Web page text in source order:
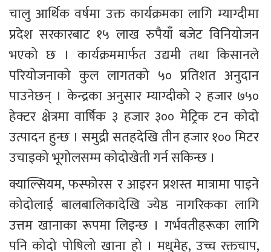
चालु आर्थिक वर्षमा उक्त कार्यक्रमका लागि म्याग्दीमा
प्रदेश सरकारबाट १५ लाख रुपैयाँ बजेट विनियोजन
भएको छ । कार्यक्रममार्फत उद्यमी तथा किसानले
परियोजनाको कुल लागतको ५० प्रतिशत अनुदान
पाउनेछन् । केन्द्रका अनुसार म्याग्दीको २ हजार ७५०
हेक्टर क्षेत्रमा वार्षिक ३ हजार ३०० मेट्रिक टन कोदो
उत्पादन हुन्छ । समुद्री सतहदेखि तीन हजार १०० मिटर
उचाइको भूगोलसम्म कोदोखेती गर्न सकिन्छ ।
क्याल्सियम, फस्फोरस र आइरन प्रशस्त मात्रामा पाइने
कोदोलाई बालबालिकादेखि ज्येष्ठ नागरिकका लागि
उत्तम खानाका रूपमा लिइन्छ । गर्भवतीहरूका लागि
पनि कोदो पोषिलो खाना हो । मधुमेह, उच्च रक्तचाप,